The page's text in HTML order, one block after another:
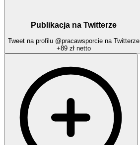
Publikacja na Twitterze
Tweet na profilu @pracawsporcie na Twitterze
+89 zł netto